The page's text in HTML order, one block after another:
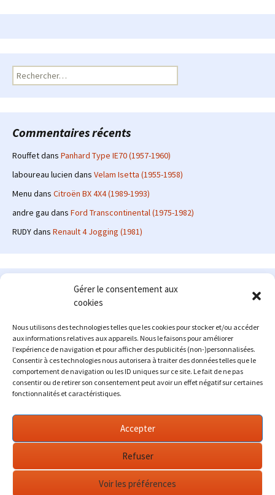
Gérer le consentement aux
cookies
Nous utilisons des technologies telles que les cookies pour stocker et/ou accéder
aux informations relatives aux appareils. Nous le faisons pour améliorer
l’expérience de navigation et pour afficher des publicités (non-)personnalisées.
Consentir à ces technologies nous autorisera à traiter des données telles que le
comportement de navigation ou les ID uniques sur ce site. Le fait de ne pas
consentir ou de retirer son consentement peut avoir un effet négatif sur certaines
fonctionnalités et caractéristiques.
Accepter
Refuser
Voir les préférences
Rechercher :
Commentaires récents
Rouffetdans Panhard Type IE70 (1957-1960)
laboureau lucien dans Velam Isetta (1955-1958)
Menu dans Citroën BX 4X4 (1989-1993)
andre gau dans Ford Transcontinental (1975-1982)
RUDYdans Renault 4 Jogging (1981)
Le site en quelques mots
: passionné d'automobile ancienne depuis de
nombreuses années, j'ai commencé à partager ma passion sur
internet à partir de 2009 au travers d'un blog qui a connu un relatif
succès. Fin 2013, je décide de prendre mon autonomie et me lancer
avec mon propre site : l'Automobile Ancienne.
Me contacter : alex(at)lautomobileancienne.com
Fièrement propulsé par WordPress